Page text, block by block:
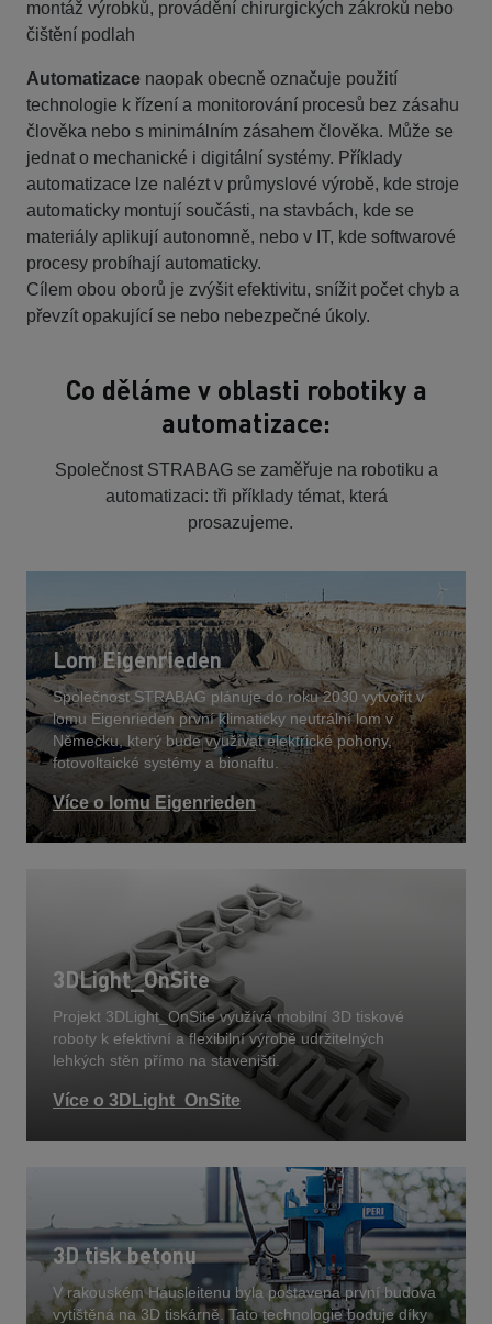
montáž výrobků, provádění chirurgických zákroků nebo
čištění podlah
Automatizace naopak obecně označuje použití
technologie k řízení a monitorování procesů bez zásahu
člověka nebo s minimálním zásahem člověka. Může se
jednat o mechanické i digitální systémy. Příklady
automatizace lze nalézt v průmyslové výrobě, kde stroje
automaticky montují součásti, na stavbách, kde se
materiály aplikují autonomně, nebo v IT, kde softwarové
procesy probíhají automaticky.
Cílem obou oborů je zvýšit efektivitu, snížit počet chyb a
převzít opakující se nebo nebezpečné úkoly.
Co děláme v oblasti robotiky a
automatizace:
Společnost STRABAG se zaměřuje na robotiku a
automatizaci: tři příklady témat, která
prosazujeme.
Lom Eigenrieden
Společnost STRABAG plánuje do roku 2030 vytvořit v
lomu Eigenrieden první klimaticky neutrální lom v
Německu, který bude využívat elektrické pohony,
fotovoltaické systémy a bionaftu.
Více o lomu Eigenrieden
3DLight_OnSite
Projekt 3DLight_OnSite využívá mobilní 3D tiskové
roboty k efektivní a flexibilní výrobě udržitelných
lehkých stěn přímo na staveništi.
Více o 3DLight_OnSite
3D tisk betonu
V rakouském Hausleitenu byla postavena první budova
vytištěná na 3D tiskárně. Tato technologie boduje díky